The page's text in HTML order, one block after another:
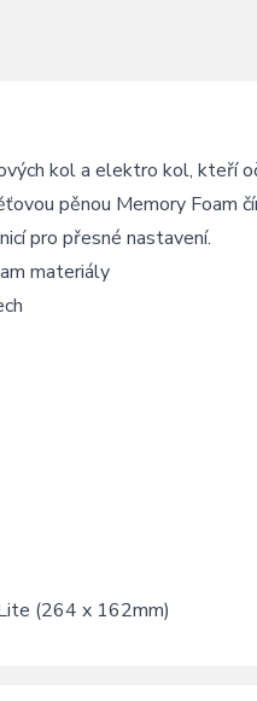
kol a elektro kol, kteří
pěnou Memory Foam
pro přesné nastavení.
materiály
(264 x 162mm)